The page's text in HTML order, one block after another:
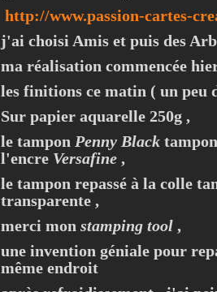
http://www.passion-cartes-
j'ai choisi Amis et puis des
ma réalisation commencée
les finitions ce matin ( un peu
Sur papier aquarelle 250g ,
le tampon Penny Black
l'encre Versafine ,
le tampon repassé à la colle
transparente ,
merci mon stamping tool ,
une invention géniale pour
même endroit